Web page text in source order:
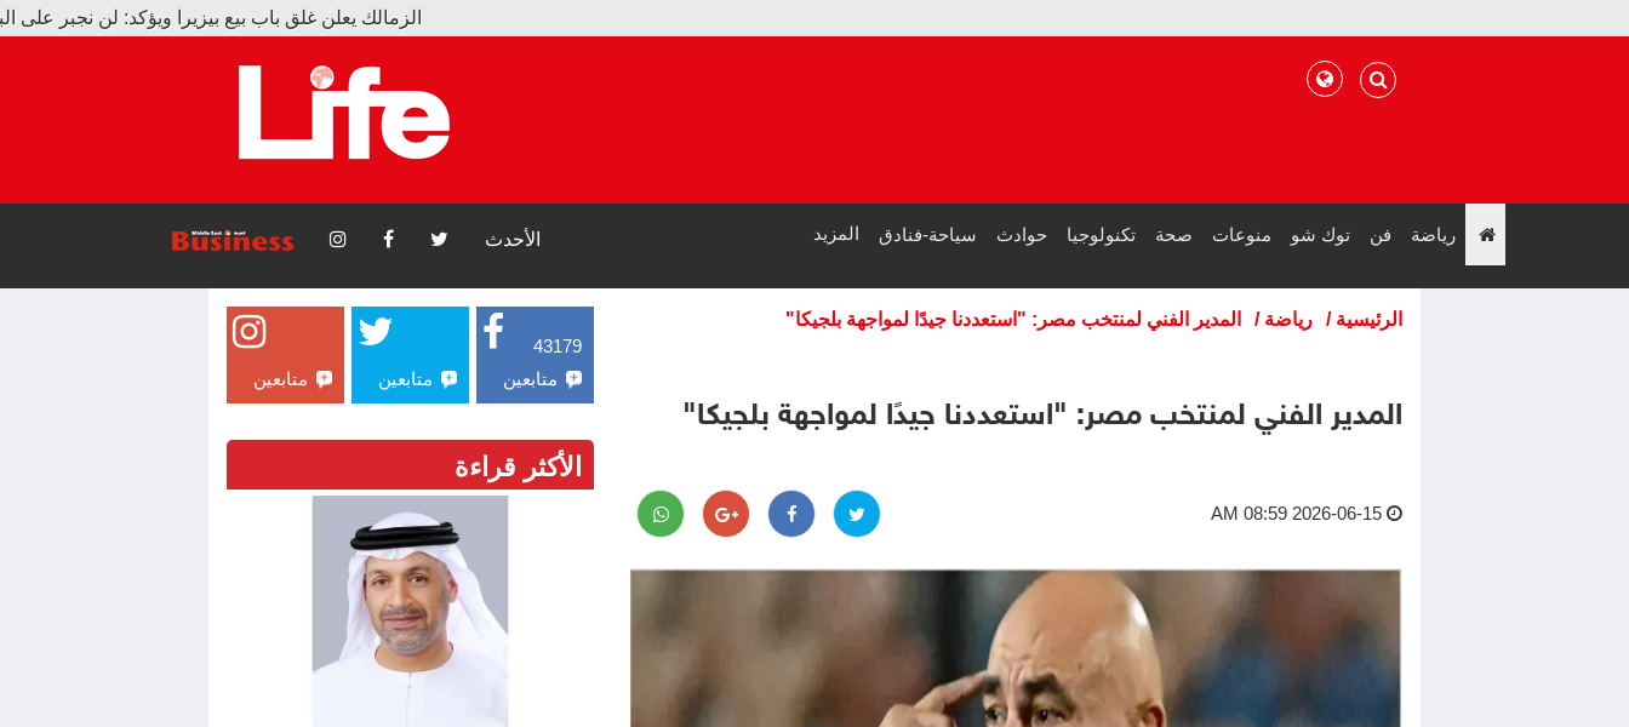
الزمالك يعلن غلق باب بيع بيزيرا ويؤكد: لن نجبر على البيع
رياضة فن توك شو منوعات صحة تكنولوجيا حوادث سياحة-فنادق المزيد الأحدث
الرئيسية / رياضة / المدير الفني لمنتخب مصر: "استعددنا جيدًا لمواجهة بلجيكا"
المدير الفني لمنتخب مصر: "استعددنا جيدًا لمواجهة بلجيكا"
2026-06-15 08:59 AM
43179
متابعين
متابعين متابعين
الأكثر قراءة